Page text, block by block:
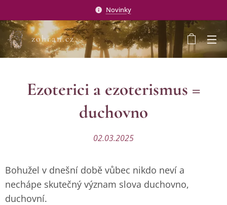
Novinky
zohran.cz
Ezoterici a ezoterismus =
duchovno
02.03.2025
Bohužel v dnešní době vůbec nikdo neví a
nechápe skutečný význam slova duchovno,
duchovní.